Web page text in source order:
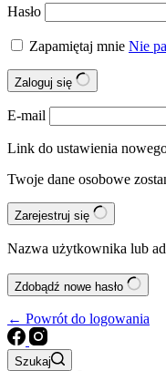
Hasło
Zapamiętaj mnie Nie
Zaloguj się
E-mail
Link do ustawienia
Twoje dane osobowe
Zarejestruj się
Nazwa użytkownika lub
Zdobądź nowe hasło
← Powrót do logowania
Szukaj